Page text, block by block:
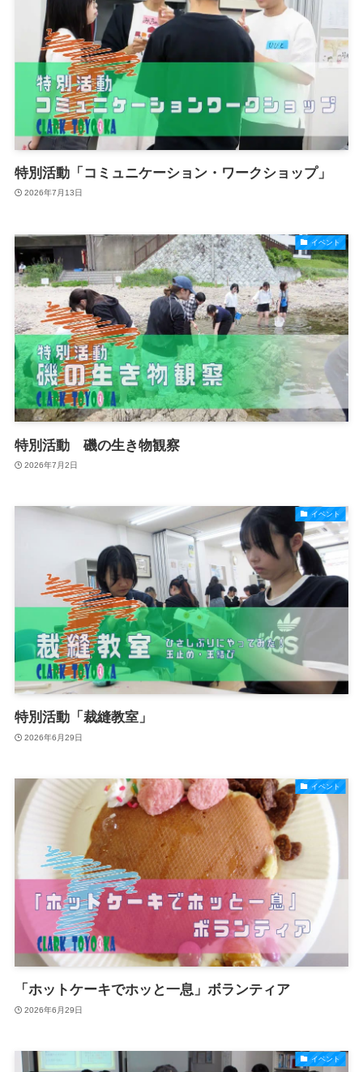
特別活動「コミュニケーション・ワークショップ」
2026年7月13日
イベント
特別活動 磯の生き物観察
2026年7月2日
イベント
特別活動「裁縫教室」
2026年6月29日
イベント
「ホットケーキでホッと一息」ボランティア
2026年6月29日
イベント